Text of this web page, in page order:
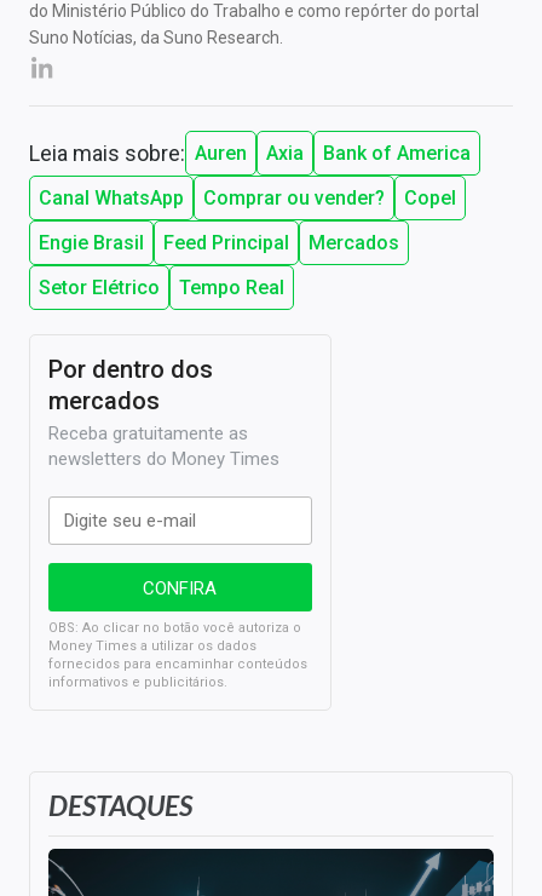
do Ministério Público do Trabalho e como repórter do portal
Suno Notícias, da Suno Research.
Leia mais sobre: Auren Axia
Bank of America
Canal WhatsApp
Comprar ou vender?
Copel
Engie Brasil
Feed Principal
Mercados
Setor Elétrico
Tempo Real
DESTAQUES
Por dentro dos
mercados
Receba gratuitamente as
newsletters do Money Times
OBS: Ao clicar no botão você autoriza o
Money Times a utilizar os dados
fornecidos para encaminhar conteúdos
informativos e publicitários.